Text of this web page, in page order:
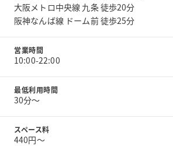
大阪メトロ中央線 九条 徒歩20分
阪神なんば線 ドーム前 徒歩25分
営業時間
10:00-22:00
最低利用時間
30分〜
スペース料
440円〜